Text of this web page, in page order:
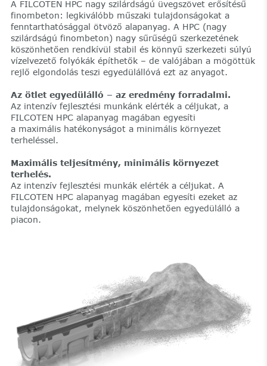
A FILCOTEN HPC nagy szilárdságú üvegszövet erősítésű
finombeton: legkiválóbb műszaki tulajdonságokat a
fenntarthatósággal ötvöző alapanyag. A HPC (nagy
szilárdságú finombeton) nagy sűrűségű szerkezetének
köszönhetően rendkívül stabil és könnyű szerkezeti súlyú
vízelvezető folyókák építhetők – de valójában a mögöttük
rejlő elgondolás teszi egyedülállóvá ezt az anyagot.
Az ötlet egyedülálló – az eredmény forradalmi.
Az intenzív fejlesztési munkánk elérték a céljukat, a
FILCOTEN HPC alapanyag magában egyesíti
a maximális hatékonyságot a minimális környezet
terheléssel.
Maximális teljesítmény, minimális környezet
terhelés.
Az intenzív fejlesztési munkák elérték a céljukat. A
FILCOTEN HPC alapanyag magában egyesíti ezeket az
tulajdonságokat, melynek köszönhetően egyedülálló a
piacon.